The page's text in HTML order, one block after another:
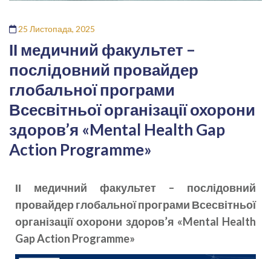
25 Листопада, 2025
ІІ медичний факультет –
послідовний провайдер
глобальної програми
Всесвітньої організації охорони
здоров’я «Mental Health Gap
Action Programme»
ІІ медичний факультет – послідовний
провайдер глобальної програми Всесвітньої
організації охорони здоров’я «Mental Health
Gap Action Programme»